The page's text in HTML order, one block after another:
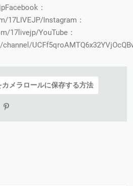
：
17LIVEJP/Instagram：
17livejp/YouTube：
メラロールに保存する方法